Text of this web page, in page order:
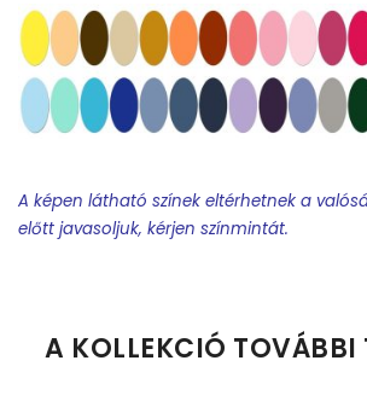
A képen látható színek eltérhetnek a
előtt javasoljuk, kérjen színmintát.
A KOLLEKCIÓ TOVÁBBI